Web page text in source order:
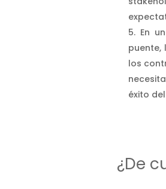
En
puente,
los
éxito
¿De